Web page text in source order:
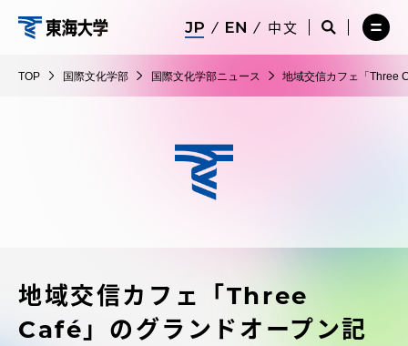
際
中文
サ
検
索
サ
イ
索
を
メ
ー
を
TOP 国際文化学部 国際文化学部ニュース 地域交信カフェ「Three
地域交信カフェ「Three
Café」のグランドオープン記
メ
ニ
を
閉
在学生・保護者向けポータル（TIPS）
大学の概要